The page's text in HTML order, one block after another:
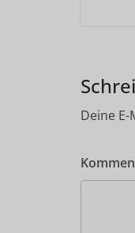
Deine